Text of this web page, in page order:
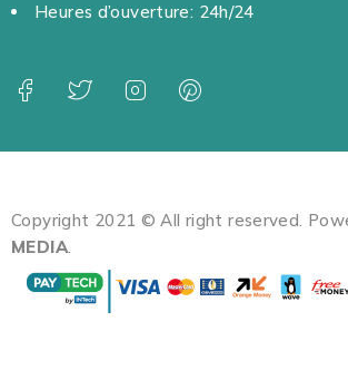
Heures d’ouverture: 24h/24
Copyright 2021 © All right reserved.
MEDIA.